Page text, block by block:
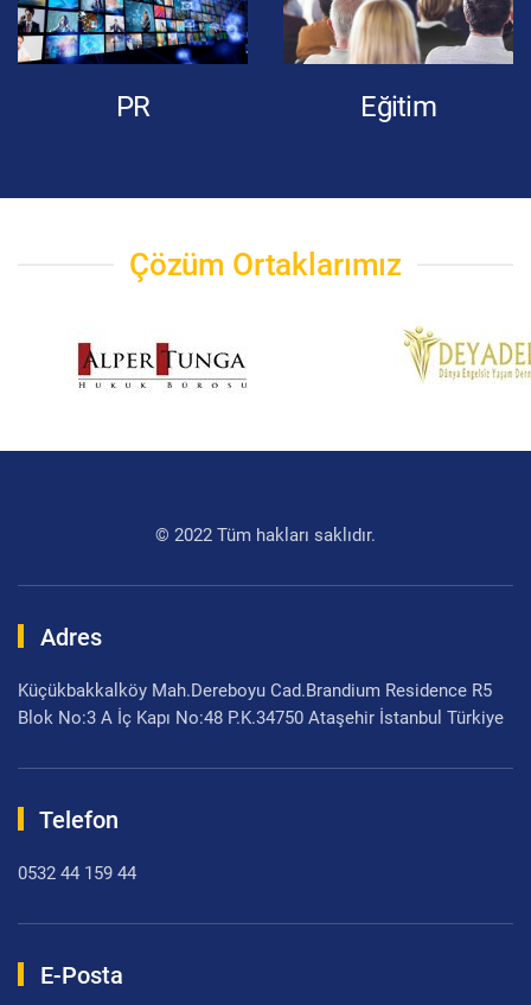
PR Eğitim
Çözüm Ortaklarımız
© 2022 Tüm hakları saklıdır.
Adres
Küçükbakkalköy Mah.Dereboyu Cad.Brandium Residence R5
Blok No:3 A İç Kapı No:48 P.K.34750 Ataşehir İstanbul Türkiye
Telefon
0532 44 159 44
E-Posta